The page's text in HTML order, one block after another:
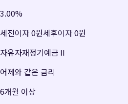
3.00%
세전이자0원세후이자0원
자유자재정기예금Ⅱ
어제와 같은 금리
6개월 이상